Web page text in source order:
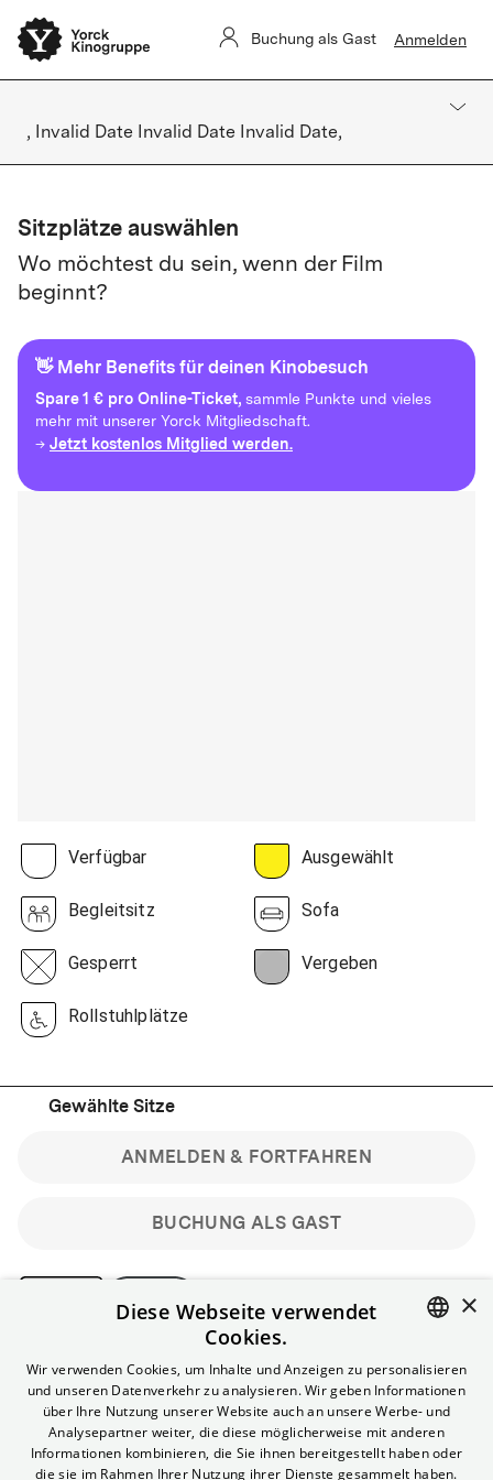
Buchung als Gast Anmelden
, Invalid Date Invalid Date Invalid Date,
Sitzplätze auswählen
Wo möchtest du sein, wenn der Film
beginnt?
👋 Mehr Benefits für deinen Kinobesuch
Spare1 € pro Online-Ticket, sammle Punkte und vieles
mehr mit unserer Yorck Mitgliedschaft.
→ Jetzt kostenlos Mitglied werden.
Verfügbar Ausgewählt
Begleitsitz Sofa
Gesperrt Vergeben
Rollstuhlplätze
Gewählte Sitze
BUCHUNG ALS GAST
ANMELDEN & FORTFAHREN
Bitte beachte: Gastbuchungen sind nicht stornierbar.
Registriere dich kostenlos für bis zu 90 min vor Filmbeginn
stornierbare Tickets für reguläre Vorstellungen.
Unlimited-Mitglied? Melde dich an, um deine Benefits
nutzen zu können.
ENGLISH
×
Diese Webseite verwendet
Cookies.
Wir verwenden Cookies, um Inhalte und Anzeigen zu personalisieren
und unseren Datenverkehr zu analysieren. Wir geben Informationen
über Ihre Nutzung unserer Website auch an unsere Werbe- und
Analysepartner weiter, die diese möglicherweise mit anderen
Informationen kombinieren, die Sie ihnen bereitgestellt haben oder
die sie im Rahmen Ihrer Nutzung ihrer Dienste gesammelt haben.